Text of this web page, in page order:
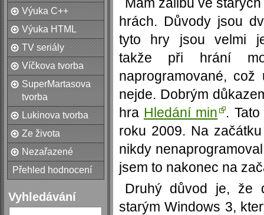
Výuka C++
Výuka HTML
TV seriály
Víčkova tvorba
SuperMartasova
tvorba
Lukinova tvorba
Ze života
Nezařazené
Přehled hodnocení
Vyhledávání
hrách. Důvody jsou
tyto hry jsou velmi
takže při hrání
naprogramované,
nejde. Dobrým
hra Hledání min
.
roku 2009. Na
nikdy
jsem to nakonec na
Druhý důvod je, že
starým Windows 3,